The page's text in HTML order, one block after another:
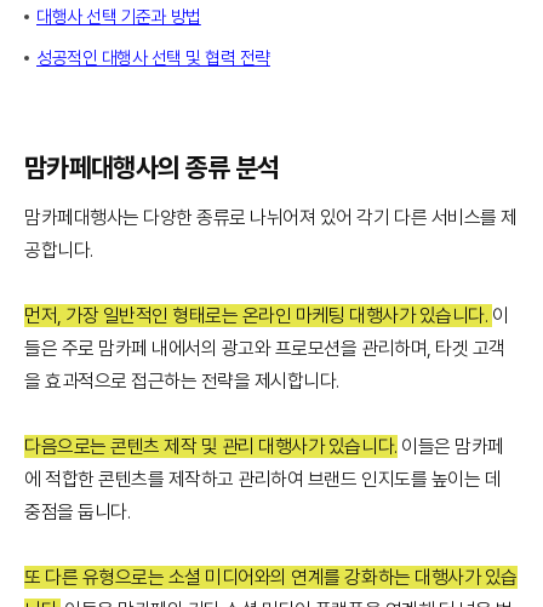
대행사 선택 기준과 방법
성공적인 대행사 선택 및 협력 전략
맘카페대행사의 종류 분석
맘카페대행사는 다양한 종류로 나뉘어져 있어 각기 다른 서비스를 제
공합니다.
먼저, 가장 일반적인 형태로는 온라인 마케팅 대행사가 있습니다. 이
들은 주로 맘카페 내에서의 광고와 프로모션을 관리하며, 타겟 고객
을 효과적으로 접근하는 전략을 제시합니다.
다음으로는 콘텐츠 제작 및 관리 대행사가 있습니다. 이들은 맘카페
에 적합한 콘텐츠를 제작하고 관리하여 브랜드 인지도를 높이는 데
중점을 둡니다.
또 다른 유형으로는 소셜 미디어와의 연계를 강화하는 대행사가 있습